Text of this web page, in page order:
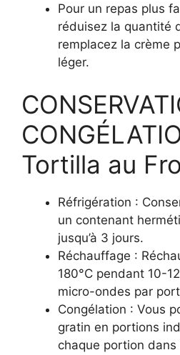
Pour un repas plus
réduisez la quantité
remplacez la crème
léger.
Tortilla au
Réfrigération :
un contenant
jusqu’à 3 jours.
Réchauffage :
180°C pendant 10-
micro-ondes par
Congélation : Vous
gratin en portions
chaque portion